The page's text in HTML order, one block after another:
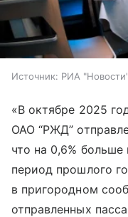
Источник: РИА
«В октябре 2025
ОАО “РЖД”
что на 0,6% больше
период прошлого
в пригородном
отправленных